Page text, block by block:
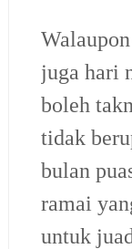
juga hari
boleh
tidak
bulan
ramai
untuk